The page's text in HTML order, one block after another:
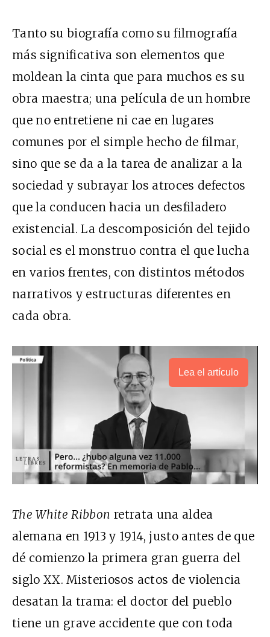
Tanto su biografía como su filmografía
más significativa son elementos que
moldean la cinta que para muchos es su
obra maestra; una película de un hombre
que no entretiene ni cae en lugares
comunes por el simple hecho de filmar,
sino que se da a la tarea de analizar a la
sociedad y subrayar los atroces defectos
que la conducen hacia un desfiladero
existencial. La descomposición del tejido
social es el monstruo contra el que lucha
en varios frentes, con distintos métodos
narrativos y estructuras diferentes en
cada obra.
Lea el artículo
The White Ribbon retrata una aldea
alemana en 1913 y 1914, justo antes de que
dé comienzo la primera gran guerra del
siglo XX. Misteriosos actos de violencia
desatan la trama: el doctor del pueblo
tiene un grave accidente que con toda